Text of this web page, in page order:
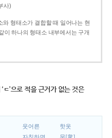
사)
형태소가 결합할 때 일어나는 현
이 하나의 형태소 내부에서는 구개
ㄷ’으로 적을 근거가 없는 것은
웃어른
핫옷